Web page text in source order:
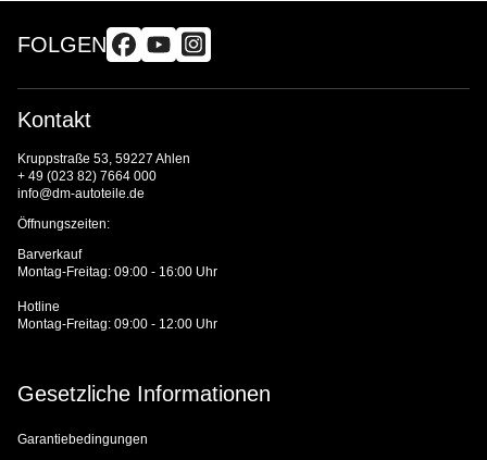
FOLGEN
Kontakt
Kruppstraße 53, 59227 Ahlen
+ 49 (023 82) 7664 000
info@dm-autoteile.de
Öffnungszeiten:
Barverkauf
Montag-Freitag: 09:00 - 16:00 Uhr
Hotline
Montag-Freitag: 09:00 - 12:00 Uhr
Gesetzliche Informationen
Garantiebedingungen